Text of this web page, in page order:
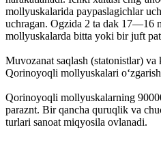
mollyuskalarida paypaslagichlar
uchragan. Ogzida 2 ta dak 17—16
mollyuskalarda bitta yoki bir juft
Muvozanat saqlash (statonistlar)
Qorinoyoqli mollyuskalari
Qorinoyoqli mollyuskalarning
paraznt. Bir qancha quruqlik va
turlari sanoat miqyosila ovlanadi.